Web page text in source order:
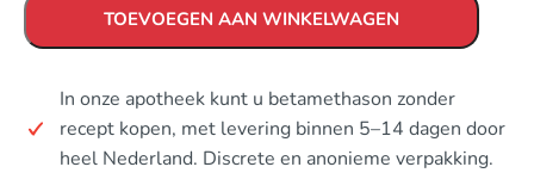
TOEVOEGEN AAN WINKELWAGEN
In onze apotheek kunt u betamethason zonder
recept kopen, met levering binnen 5–14 dagen door
heel Nederland. Discrete en anonieme verpakking.